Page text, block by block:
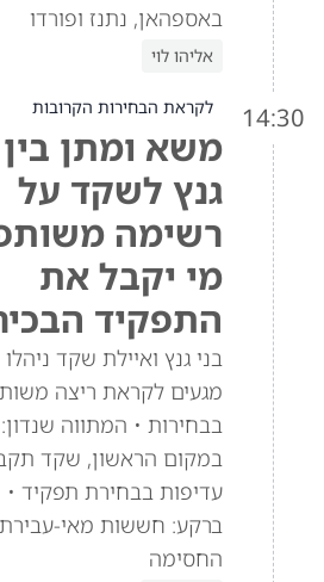
באספהאן, נתנז ופורדו
אליהו לוי
14:30 לקראת הבחירות הקרובות
משא ומתן בין
גנץ לשקד על
רשימה
מי יקבל את
התפקיד
בני גנץ ואיילת שקד ניהלו
מגעים לקראת ריצה
בבחירות • המתווה
במקום הראשון, שקד
עדיפות בבחירת תפקיד •
ברקע: חששות מאי-
החסימה